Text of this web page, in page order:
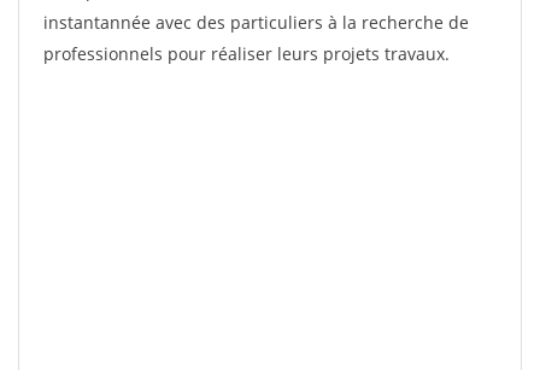
instantannée avec des particuliers à la recherche de
professionnels pour réaliser leurs projets travaux.